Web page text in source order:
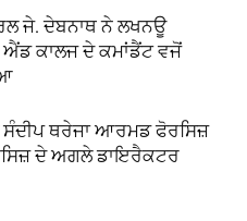
ਜੇ. ਦੇਬਨਾਥ ਨੇ ਲਖਨਊ
ਕਾਲਜ ਦੇ ਕਮਾਂਡੈਂਟ ਵਜੋਂ
ਥਰੇਜਾ ਆਰਮਡ ਫੋਰਸਿਜ਼
ਦੇ ਅਗਲੇ ਡਾਇਰੈਕਟਰ